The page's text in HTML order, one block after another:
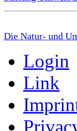
Die Natur- und
Login
Link